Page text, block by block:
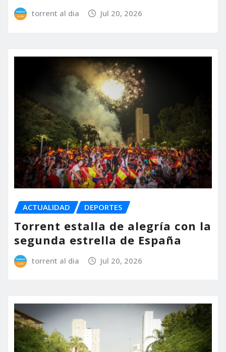
torrent al dia Jul 20, 2026
ACTUALIDAD DEPORTES
Torrent estalla de alegría con la
segunda estrella de España
torrent al dia Jul 20, 2026